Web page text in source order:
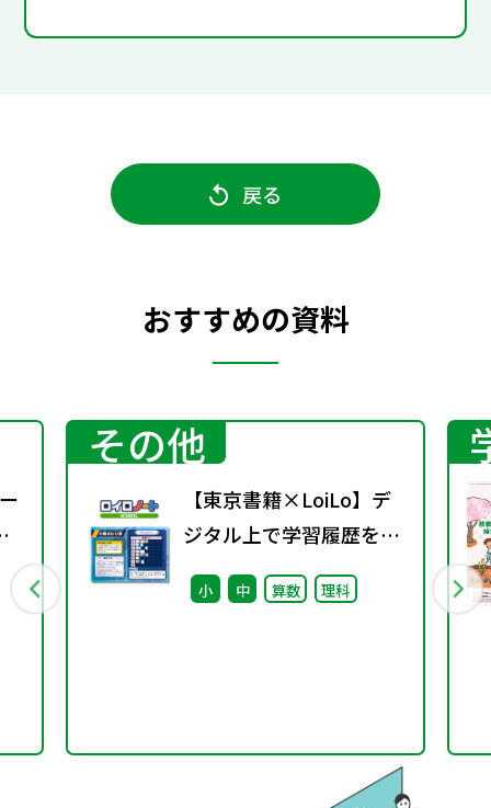
戻る
おすすめの資料
その他
【東京書籍×LoiLo】デ
ジタル上で学習履歴を整
理する学びのポートフォ
リオ「ロイログ」で活用
小 中 算数 理科